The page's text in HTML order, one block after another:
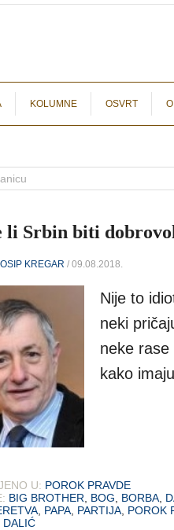
KOLUMNE OSVRT
li Srbin biti
KREGAR / 09.08.2018.
Nije to
neki
neke
kako
U: POROK PRAVDE
BIG BROTHER BOG BORBA
PAPA PARTIJA POROK
DALIĆ